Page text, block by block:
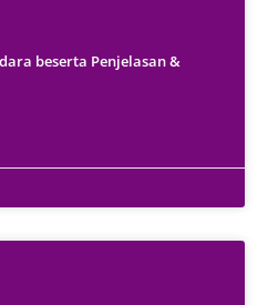
beserta Penjelasan &